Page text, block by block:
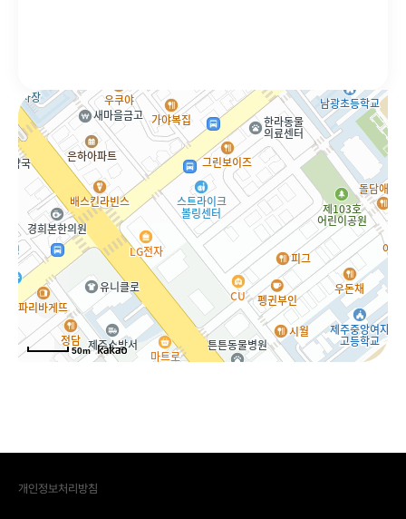
50m
개인정보처리방침